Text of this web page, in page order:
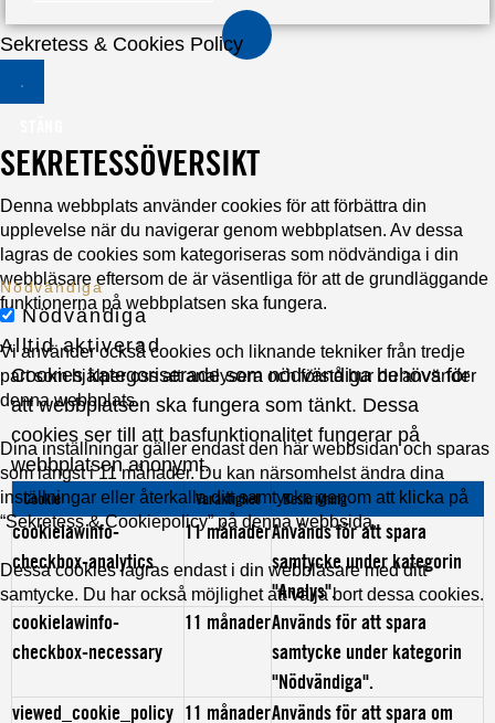
Sekretess & Cookies Policy
SEKRETESSÖVERSIKT
Denna webbplats använder cookies för att förbättra din
upplevelse när du navigerar genom webbplatsen. Av dessa
lagras de cookies som kategoriseras som nödvändiga i din
webbläsare eftersom de är väsentliga för att de grundläggande
funktionerna på webbplatsen ska fungera.
Vi använder också cookies och liknande tekniker från tredje
part som hjälper oss att analysera och förstå hur du använder
denna webbplats.
Dina inställningar gäller endast den här webbsidan och sparas
som längst i 11 månader. Du kan närsomhelst ändra dina
inställningar eller återkalla ditt samtycke genom att klicka på
“Sekretess & Cookiepolicy” på denna webbsida.
Dessa cookies lagras endast i din webbläsare med ditt
samtycke. Du har också möjlighet att välja bort dessa cookies.
Nödvändiga
Nödvändiga
Alltid aktiverad
Cookies kategoriserade som nödvändiga behövs för
att webbplatsen ska fungera som tänkt. Dessa
cookies ser till att basfunktionalitet fungerar på
webbplatsen anonymt.
Cookie Varaktighet Beskrivning
cookielawinfo-
checkbox-analytics
11 månaderAnvänds för att spara
samtycke under kategorin
"Analys".
cookielawinfo-
checkbox-necessary
11 månaderAnvänds för att spara
samtycke under kategorin
"Nödvändiga".
viewed_cookie_policy 11 månaderAnvänds för att spara om